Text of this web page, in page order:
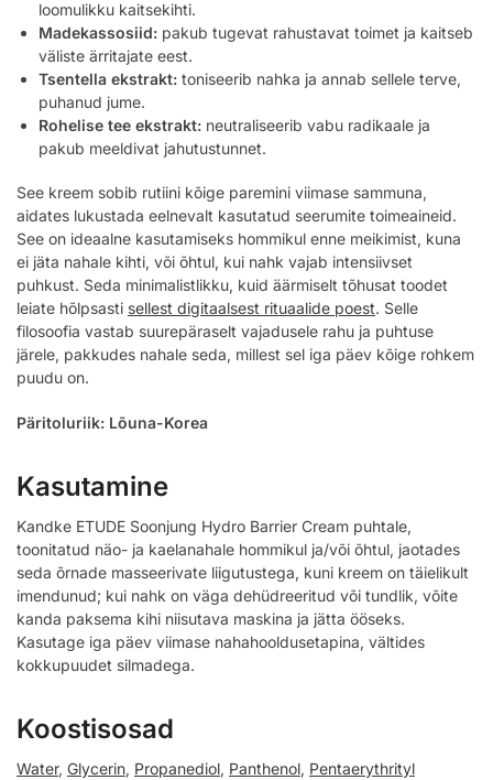
loomulikku kaitsekihti.
Madekassosiid: pakub tugevat rahustavat toimet ja kaitseb
väliste ärritajate eest.
Tsentella ekstrakt: toniseerib nahka ja annab sellele terve,
puhanud jume.
Rohelise tee ekstrakt: neutraliseerib vabu radikaale ja
pakub meeldivat jahutustunnet.
See kreem sobib rutiini kõige paremini viimase sammuna,
aidates lukustada eelnevalt kasutatud seerumite toimeaineid.
See on ideaalne kasutamiseks hommikul enne meikimist, kuna
ei jäta nahale kihti, või õhtul, kui nahk vajab intensiivset
puhkust. Seda minimalistlikku, kuid äärmiselt tõhusat toodet
leiate hõlpsasti sellest digitaalsest rituaalide poest. Selle
filosoofia vastab suurepäraselt vajadusele rahu ja puhtuse
järele, pakkudes nahale seda, millest sel iga päev kõige rohkem
puudu on.
Päritoluriik: Lõuna-Korea
Kasutamine
Kandke ETUDE Soonjung Hydro Barrier Cream puhtale,
toonitatud näo- ja kaelanahale hommikul ja/või õhtul, jaotades
seda õrnade masseerivate liigutustega, kuni kreem on täielikult
imendunud; kui nahk on väga dehüdreeritud või tundlik, võite
kanda paksema kihi niisutava maskina ja jätta ööseks.
Kasutage iga päev viimase nahahooldusetapina, vältides
kokkupuudet silmadega.
Koostisosad
Water, Glycerin, Propanediol, Panthenol, Pentaerythrityl